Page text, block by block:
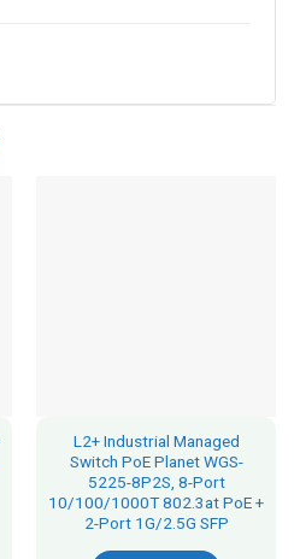
L2+ Industrial Managed
Switch PoE Planet WGS-
5225-8P2S, 8-Port
10/100/1000T 802.3at PoE +
2-Port 1G/2.5G SFP